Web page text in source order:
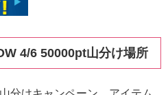
4/6 50000pt山分け場所